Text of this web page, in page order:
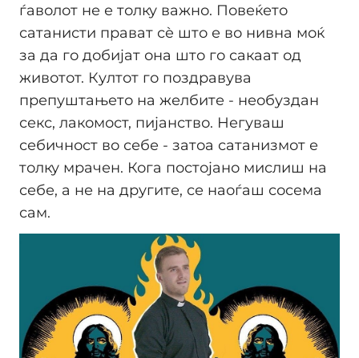
ѓаволот не е толку важно. Повеќето
сатанисти прават сè што е во нивна моќ
за да го добијат она што го сакаат од
животот. Култот го поздравува
препуштањето на желбите - необуздан
секс, лакомост, пијанство. Негуваш
себичност во себе - затоа сатанизмот е
толку мрачен. Кога постојано мислиш на
себе, а не на другите, се наоѓаш сосема
сам.